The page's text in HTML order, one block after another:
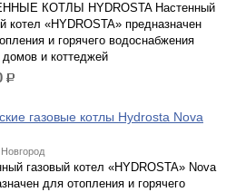
КОТЛЫ HYDROSTA Настенный
котел «HYDROSTA» предназначен
и горячего водоснабжения
и коттеджей
р.
газовые котлы Hydrosta Nova
газовый котел «HYDROSTA» Nova
для отопления и горячего